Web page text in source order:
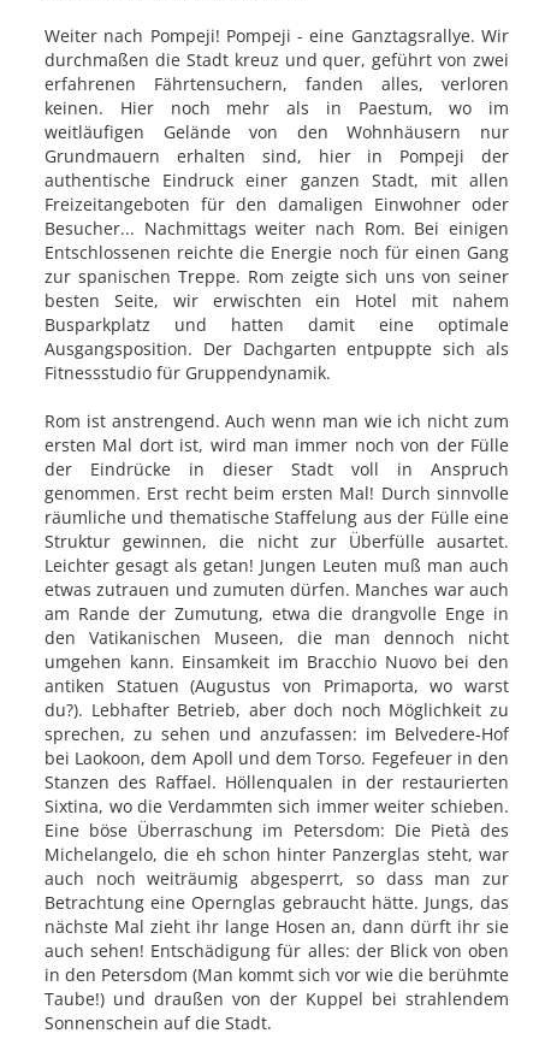
Weiter nach Pompeji! Pompeji - eine Ganztagsrallye. Wir
durchmaßen die Stadt kreuz und quer, geführt von zwei
erfahrenen Fährtensuchern, fanden alles, verloren
keinen. Hier noch mehr als in Paestum, wo im
weitläufigen Gelände von den Wohnhäusern nur
Grundmauern erhalten sind, hier in Pompeji der
authentische Eindruck einer ganzen Stadt, mit allen
Freizeitangeboten für den damaligen Einwohner oder
Besucher... Nachmittags weiter nach Rom. Bei einigen
Entschlossenen reichte die Energie noch für einen Gang
zur spanischen Treppe. Rom zeigte sich uns von seiner
besten Seite, wir erwischten ein Hotel mit nahem
Busparkplatz und hatten damit eine optimale
Ausgangsposition. Der Dachgarten entpuppte sich als
Fitnessstudio für Gruppendynamik.
Rom ist anstrengend. Auch wenn man wie ich nicht zum
ersten Mal dort ist, wird man immer noch von der Fülle
der Eindrücke in dieser Stadt voll in Anspruch
genommen. Erst recht beim ersten Mal! Durch sinnvolle
räumliche und thematische Staffelung aus der Fülle eine
Struktur gewinnen, die nicht zur Überfülle ausartet.
Leichter gesagt als getan! Jungen Leuten muß man auch
etwas zutrauen und zumuten dürfen. Manches war auch
am Rande der Zumutung, etwa die drangvolle Enge in
den Vatikanischen Museen, die man dennoch nicht
umgehen kann. Einsamkeit im Bracchio Nuovo bei den
antiken Statuen (Augustus von Primaporta, wo warst
du?). Lebhafter Betrieb, aber doch noch Möglichkeit zu
sprechen, zu sehen und anzufassen: im Belvedere-Hof
bei Laokoon, dem Apoll und dem Torso. Fegefeuer in den
Stanzen des Raffael. Höllenqualen in der restaurierten
Sixtina, wo die Verdammten sich immer weiter schieben.
Eine böse Überraschung im Petersdom: Die Pietà des
Michelangelo, die eh schon hinter Panzerglas steht, war
auch noch weiträumig abgesperrt, so dass man zur
Betrachtung eine Opernglas gebraucht hätte. Jungs, das
nächste Mal zieht ihr lange Hosen an, dann dürft ihr sie
auch sehen! Entschädigung für alles: der Blick von oben
in den Petersdom (Man kommt sich vor wie die berühmte
Taube!) und draußen von der Kuppel bei strahlendem
Sonnenschein auf die Stadt.